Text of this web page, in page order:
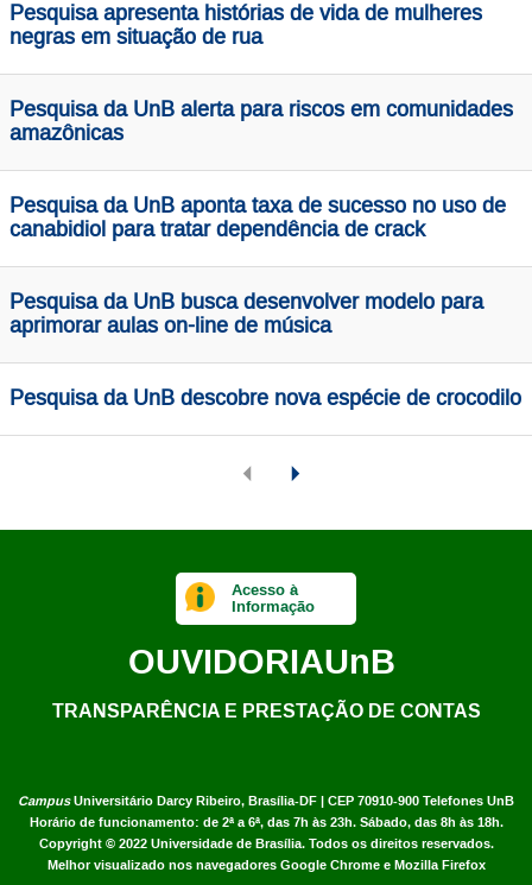
Pesquisa apresenta histórias de vida de mulheres
negras em situação de rua
Pesquisa da UnB alerta para riscos em comunidades
amazônicas
Pesquisa da UnB aponta taxa de sucesso no uso de
canabidiol para tratar dependência de crack
Pesquisa da UnB busca desenvolver modelo para
aprimorar aulas on-line de música
Pesquisa da UnB descobre nova espécie de crocodilo
CampusUniversitário Darcy Ribeiro, Brasília-DF | CEP 70910-900 Telefones UnB
Horário de funcionamento: de 2ª a 6ª, das 7h às 23h. Sábado, das 8h às 18h.
Copyright © 2022 Universidade de Brasília. Todos os direitos reservados.
Melhor visualizado nos navegadores Google Chrome e Mozilla Firefox
Acesso à
Informação
OUVIDORIAUnB
TRANSPARÊNCIA E PRESTAÇÃO DE CONTAS